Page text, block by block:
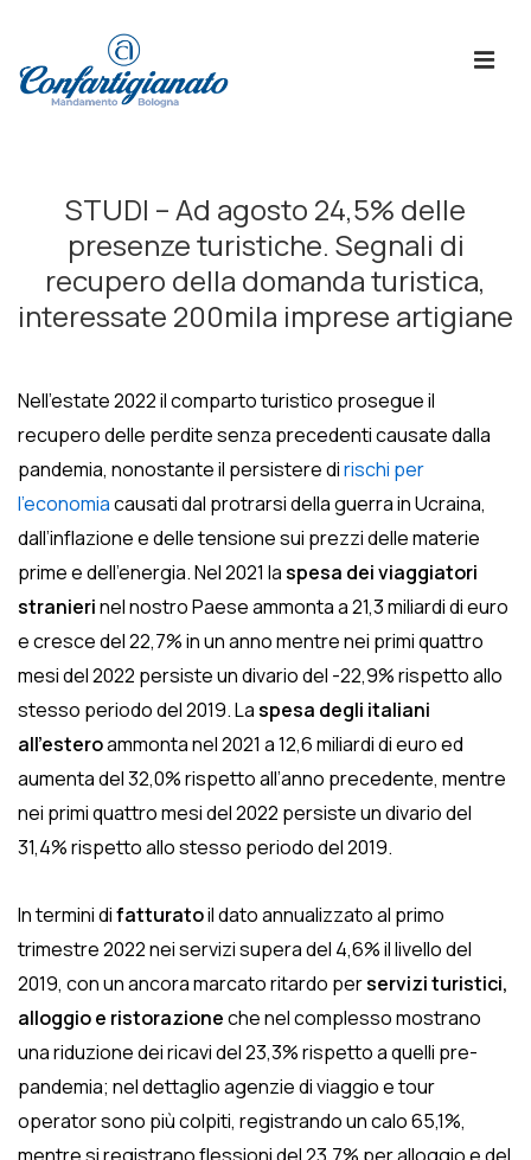
Principale
STUDI – Ad agosto 24,5% delle
presenze turistiche. Segnali di
recupero della domanda turistica,
interessate 200mila imprese artigiane
Nell’estate 2022 il comparto turistico prosegue il
recupero delle perdite senza precedenti causate dalla
pandemia, nonostante il persistere dirischi per
l’economiacausati dal protrarsi della guerra in Ucraina,
dall’inflazione e delle tensione sui prezzi delle materie
prime e dell’energia. Nel 2021 laspesa dei viaggiatori
stranierinel nostro Paese ammonta a 21,3 miliardi di euro
e cresce del 22,7% in un anno mentre nei primi quattro
mesi del 2022 persiste un divario del -22,9% rispetto allo
stesso periodo del 2019. Laspesa degli italiani
all’esteroammonta nel 2021 a 12,6 miliardi di euro ed
aumenta del 32,0% rispetto all’anno precedente, mentre
nei primi quattro mesi del 2022 persiste un divario del
31,4% rispetto allo stesso periodo del 2019.
In termini difatturatoil dato annualizzato al primo
trimestre 2022 nei servizi supera del 4,6% il livello del
2019, con un ancora marcato ritardo perservizi turistici,
alloggio e ristorazioneche nel complesso mostrano
una riduzione dei ricavi del 23,3% rispetto a quelli pre-
pandemia; nel dettaglio agenzie di viaggio e tour
operator sono più colpiti, registrando un calo 65,1%,